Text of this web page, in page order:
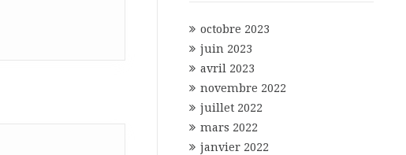
octobre 2023
juin 2023
avril 2023
novembre 2022
juillet 2022
mars 2022
janvier 2022